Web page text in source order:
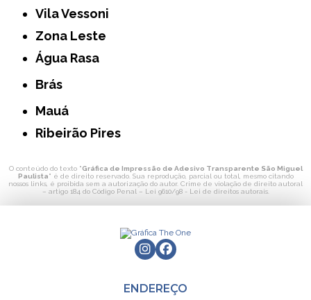
Vila Vessoni
Zona Leste
Água Rasa
Brás
Mauá
Ribeirão Pires
O conteúdo do texto "Gráfica de Impressão de Adesivo Transparente São Miguel
Paulista" é de direito reservado. Sua reprodução, parcial ou total, mesmo citando
nossos links, é proibida sem a autorização do autor. Crime de violação de direito autoral
– artigo 184 do Código Penal – Lei 9610/98 - Lei de direitos autorais.
ENDEREÇO